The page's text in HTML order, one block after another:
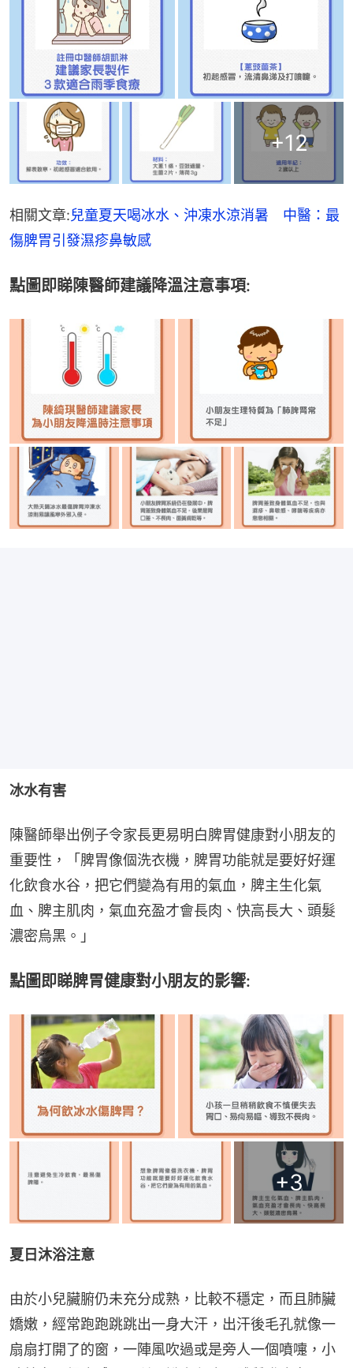
+12
相關文章:兒童夏天喝冰水、沖凍水涼消暑　中醫：最
傷脾胃引發濕疹鼻敏感
點圖即睇陳醫師建議降溫注意事項:
冰水有害
陳醫師舉出例子令家長更易明白脾胃健康對小朋友的
重要性，「脾胃像個洗衣機，脾胃功能就是要好好運
化飲食水谷，把它們變為有用的氣血，脾主生化氣
血、脾主肌肉，氣血充盈才會長肉、快高長大、頭髮
濃密烏黑。」
點圖即睇脾胃健康對小朋友的影響:
+3
夏日沐浴注意
由於小兒臟腑仍未充分成熟，比較不穩定，而且肺臟
嬌嫩，經常跑跑跳跳出一身大汗，出汗後毛孔就像一
扇扇打開了的窗，一陣風吹過或是旁人一個噴嚏，小